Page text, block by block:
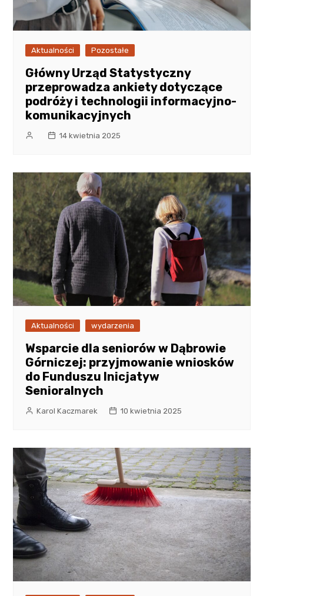
Aktualności Pozostałe
Główny Urząd Statystyczny
przeprowadza ankiety dotyczące
podróży i technologii informacyjno-
komunikacyjnych
14 kwietnia 2025
Aktualności wydarzenia
Wsparcie dla seniorów w Dąbrowie
Górniczej: przyjmowanie wniosków
do Funduszu Inicjatyw
Senioralnych
Karol Kaczmarek 10 kwietnia 2025